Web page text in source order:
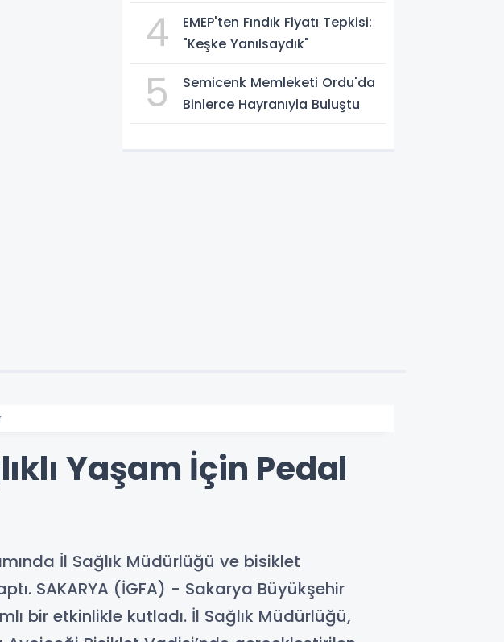
4
EMEP'ten Fındık Fiyatı Tepkisi:
"Keşke Yanılsaydık"
5
Semicenk Memleketi Ordu'da
Binlerce Hayranıyla Buluştu
Yaşam İçin Pedal
İl Sağlık Müdürlüğü ve bisiklet
SAKARYA (İGFA) - Sakarya Büyükşehir
bir etkinlikle kutladı. İl Sağlık Müdürlüğü,